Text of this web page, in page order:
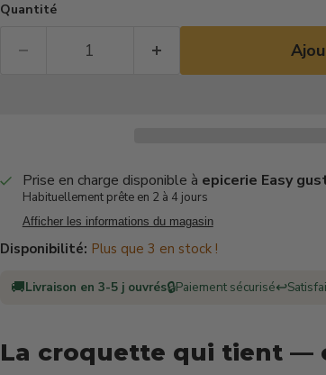
Quantité
Prise en charge disponible à epicerie Easy
Habituellement prête en 2 à 4 jours
Afficher les informations du magasin
Disponibilité: Plus que 3 en stock !
🚚Livraison en 3-5 j ouvrés🔒Paiement sécurisé↩️
La croquette qui tient —